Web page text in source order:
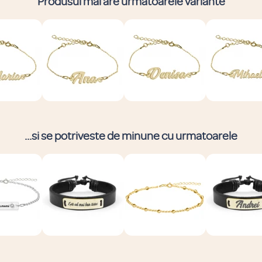
...si se potriveste de minune cu urmatoarele